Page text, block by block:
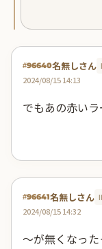
#96640名無しさん
2024/08/15 14:13
でもあの赤い
#96641名無しさん
2024/08/15 14:32
～が無くなっ